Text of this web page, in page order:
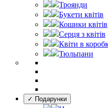
Троянди
Букети квітів
Кошики квітів
Серця з квітів
Квіти в
Тюльпани
✓ Подарунки